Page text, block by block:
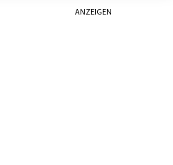
ANZEIGEN